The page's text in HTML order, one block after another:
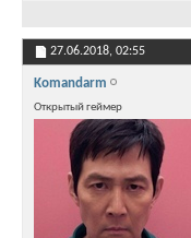
27.06.2018, 02:55
Komandarm
Открытый геймер